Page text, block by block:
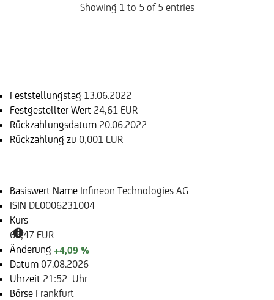
Showing 1 to 5 of 5 entries
Feststellungstag 13.06.2022
Festgestellter Wert 24,61 EUR
Rückzahlungsdatum 20.06.2022
Rückzahlung zu 0,001 EUR
Basiswert Name Infineon Technologies AG
ISIN DE0006231004
Kurs
62,47 EUR
Änderung +4,09 %
Datum 07.08.2026
Uhrzeit 21:52 Uhr
Börse Frankfurt